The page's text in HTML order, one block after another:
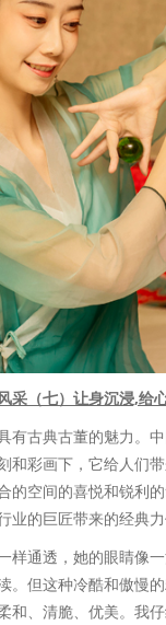
采（七）让身沉浸,给
有古典古董的魅力。
和彩画下，它给人们
的空间的喜悦和锐利
的巨匠带来的经典力
样通透，她的眼睛像
。但这种冷酷和傲慢
和、清脆、优美。我